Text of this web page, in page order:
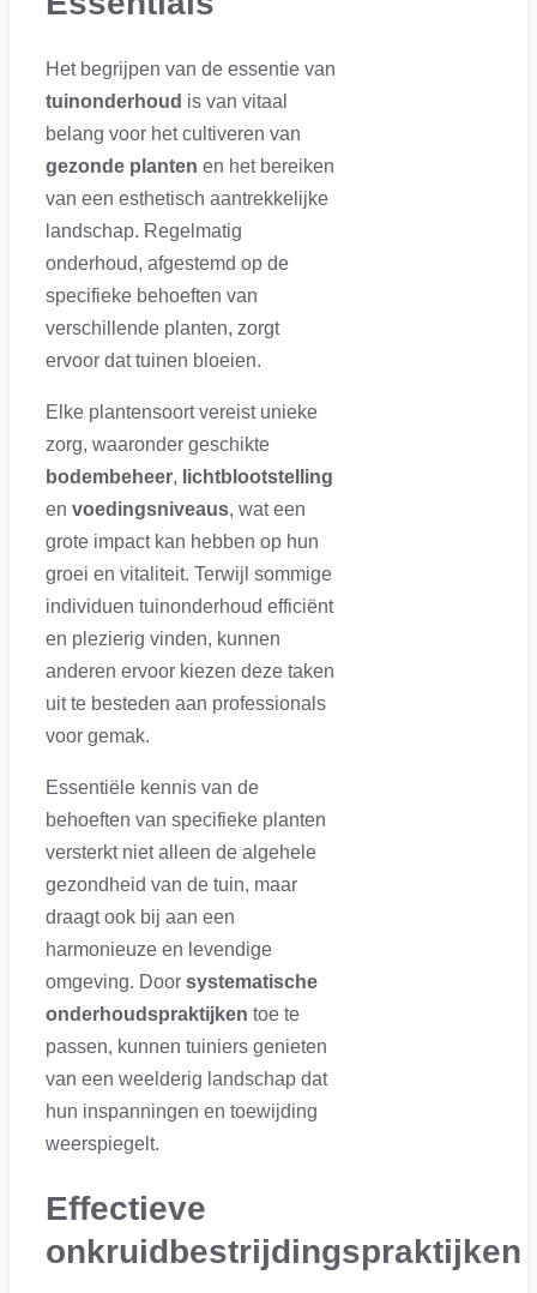
Het begrijpen van de essentie van
tuinonderhoud is van vitaal
belang voor het cultiveren van
gezonde planten en het bereiken
van een esthetisch aantrekkelijke
landschap. Regelmatig
onderhoud, afgestemd op de
specifieke behoeften van
verschillende planten, zorgt
ervoor dat tuinen bloeien.
Elke plantensoort vereist unieke
zorg, waaronder geschikte
bodembeheer, lichtblootstelling
en voedingsniveaus, wat een
grote impact kan hebben op hun
groei en vitaliteit. Terwijl sommige
individuen tuinonderhoud efficiënt
en plezierig vinden, kunnen
anderen ervoor kiezen deze taken
uit te besteden aan professionals
voor gemak.
Essentiële kennis van de
behoeften van specifieke planten
versterkt niet alleen de algehele
gezondheid van de tuin, maar
draagt ook bij aan een
harmonieuze en levendige
omgeving. Door systematische
onderhoudspraktijken toe te
passen, kunnen tuiniers genieten
van een weelderig landschap dat
hun inspanningen en toewijding
weerspiegelt.
Effectieve
onkruidbestrijdingspraktijken